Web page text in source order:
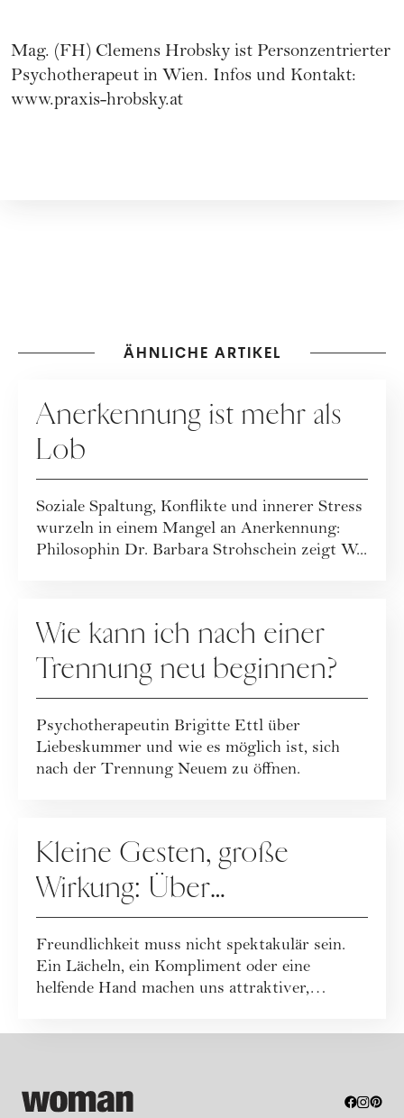
Mag. (FH) Clemens Hrobsky ist Personzentrierter
Psychotherapeut in Wien. Infos und Kontakt:
www.praxis-hrobsky.at
ÄHNLICHE ARTIKEL
Anerkennung ist mehr als
Lob
Soziale Spaltung, Konflikte und innerer Stress
wurzeln in einem Mangel an Anerkennung:
Philosophin Dr. Barbara Strohschein zeigt W...
Wie kann ich nach einer
Trennung neu beginnen?
Psychotherapeutin Brigitte Ettl über
Liebeskummer und wie es möglich ist, sich
nach der Trennung Neuem zu öffnen.
Kleine Gesten, große
Wirkung: Über
Freundlichkeit im Alltag
Freundlichkeit muss nicht spektakulär sein.
Ein Lächeln, ein Kompliment oder eine
helfende Hand machen uns attraktiver,